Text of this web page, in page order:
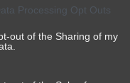
Processing Opt Outs
out of the Sharing of my